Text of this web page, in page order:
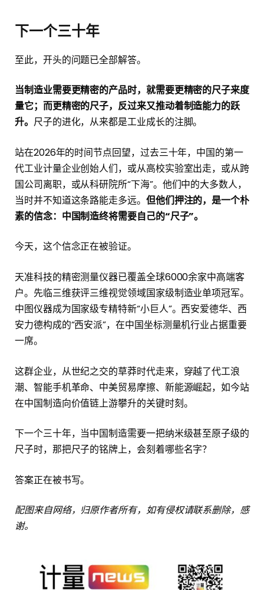
下一个三十年
至此，开头的问题已全部解答。
当制造业需要更精密的产品时，就需要更精密的尺子来度
量它；而更精密的尺子，反过来又推动着制造能力的跃
升。 尺子的进化，从来都是工业成长的注脚。
站在2026年的时间节点回望，过去三十年，中国的第一
代工业计量企业创始人们，或从高校实验室出走，或从跨
国公司离职，或从科研院所“下海”。他们中的大多数人，
当时并不知道这条路能走多远。 但他们押注的，是一个朴
素的信念：中国制造终将需要自己的“尺子”。
今天，这个信念正在被验证。
天准科技的精密测量仪器已覆盖全球6000余家中高端客
户。先临三维获评三维视觉领域国家级制造业单项冠军。
中图仪器成为国家级专精特新“小巨人”。西安爱德华、西
安力德构成的“西安派”，在中国坐标测量机行业占据重要
一席。
这群企业，从世纪之交的草莽时代走来，穿越了代工浪
潮、智能手机革命、中美贸易摩擦、新能源崛起，如今站
在中国制造向价值链上游攀升的关键时刻。
下一个三十年，当中国制造需要一把纳米级甚至原子级的
尺子时，那把尺子的铭牌上，会刻着哪些名字？
答案正在被书写。
配图来自网络，归原作者所有，如有侵权请联系删除，感
谢。